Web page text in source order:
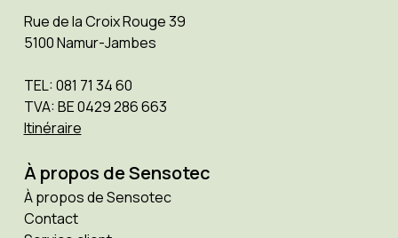
Rue de la Croix Rouge 39
5100 Namur-Jambes
TEL: 081 71 34 60
TVA: BE 0429 286 663
Itinéraire
À propos de Sensotec
À propos de Sensotec
Contact